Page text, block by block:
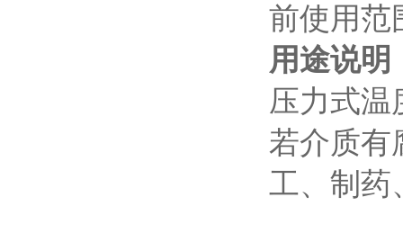
前使用范
用途说明
压力式温
若介质有
工、制药